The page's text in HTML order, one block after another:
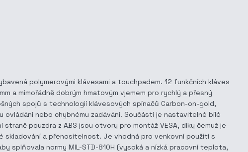
polymerovými klávesami a touchpadem. 12 funkčních kláves
a mimořádně dobrým hmatovým vjemem pro rychlý a přesný
spojů s technologií klávesových spínačů Carbon-on-gold,
ovládání nebo chybnému zadávání. Součástí je nastavitelné bílé
pouzdra z ABS jsou otvory pro montáž VESA, díky čemuž je
skladování a přenositelnost. Je vhodná pro venkovní použití s
splňovala normy MIL-STD-810H (vysoká a nízká pracovní teplota,